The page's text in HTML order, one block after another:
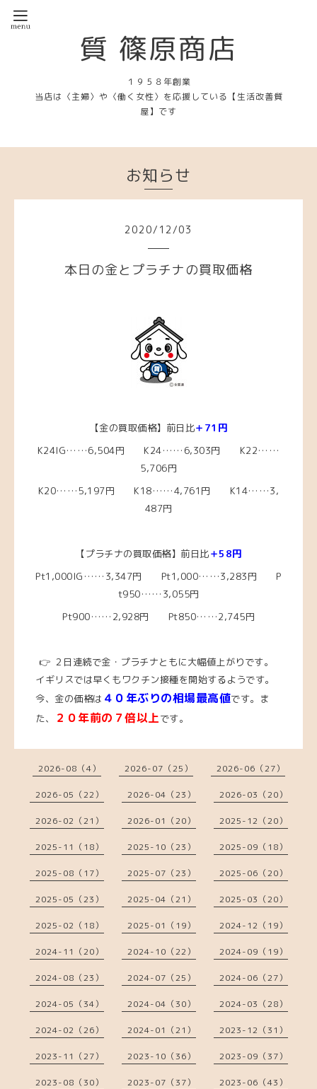
質 篠原商店
１９５８年創業
当店は〈主婦〉や〈働く女性〉を応援している【生活改善質
屋】です
お知らせ
2020/ 12/03
本日の金とプラチナの買取価格
【金の買取価格】前日比＋71円
K24IG……6,504円 K24……6,303円 K22……
5,706円
K20……5,197円 K18……4,761 円 K14……3,
487円
【プラチナの買取価格】前日比＋58円
Pt1,000IG……3,347円 Pt1,000……3,283円 P
t950……3,055円
Pt900……2,928円 Pt850……2,745円
👉 ２日連続で金・プラチナともに大幅値上がりです。
イギリスでは早くもワクチン接種を開始するようです。
今、金の価格は ４０年ぶりの相場最高値です。ま
た、
２０年前の７倍以上です。
2026-08（4） 2026-07（25） 2026-06（27）
2026-05（22） 2026-04（23） 2026-03（20）
2026-02（21） 2026-01（20） 2025-12（20）
2025-11（18） 2025-10（23） 2025-09（18）
2025-08（17） 2025-07（23） 2025-06（20）
2025-05（23） 2025-04（21） 2025-03（20）
2025-02（18） 2025-01（19） 2024-12（19）
2024-11（20） 2024-10（22） 2024-09（19）
2024-08（23） 2024-07（25） 2024-06（27）
2024-05（34） 2024-04（30） 2024-03（28）
2024-02（26） 2024-01（21） 2023-12（31）
2023-11（27） 2023-10（36） 2023-09（37）
2023-08（30） 2023-07（37） 2023-06（43）